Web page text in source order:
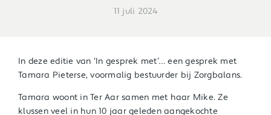
11 juli 2024
In deze editie van ‘In gesprek met’… een gesprek met
Tamara Pieterse, voormalig bestuurder bij Zorgbalans.
Tamara woont in Ter Aar samen met haar Mike. Ze
klussen veel in hun 10 jaar geleden aangekochte